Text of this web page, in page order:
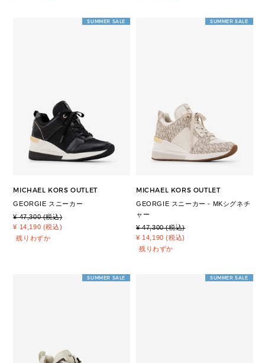
SUMMER SALE
MICHAEL KORS OUTLET
GEORGIE スニーカー
¥ 47,300 (税込)
¥ 14,190 (税込)
残りわずか
SUMMER SALE
MICHAEL KORS OUTLET
GEORGIE スニーカー - MKシグネチ
ャー
¥ 47,300 (税込)
¥ 14,190 (税込)
残りわずか
SUMMER SALE SUMMER SALE